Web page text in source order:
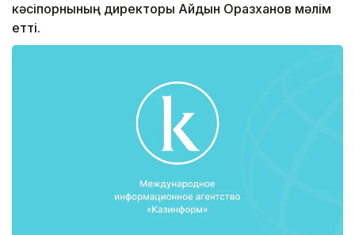
кәсіпорнының директоры Айдын Оразханов мәлім
етті.